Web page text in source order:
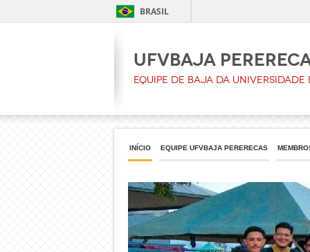
BRASIL
UFVbaja
Equipe de baja da
INÍCIO EQUIPE UFVBAJA PERERECAS